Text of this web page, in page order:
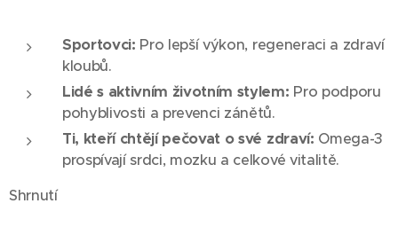
Sportovci: Pro lepší výkon, regeneraci a zdraví
kloubů.
Lidé s aktivním životním stylem: Pro podporu
pohyblivosti a prevenci zánětů.
Ti, kteří chtějí pečovat o své zdraví: Omega-3
prospívají srdci, mozku a celkové vitalitě.
Shrnutí